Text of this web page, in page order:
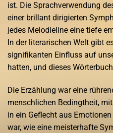
ist. Die Sprachverwendung
einer brillant dirigierten
jedes Melodieline eine tiefe
In der literarischen Welt gibt
signifikanten Einfluss auf
hatten, und dieses
Die Erzählung war eine
menschlichen Bedingtheit,
in ein Geflecht aus
war, wie eine meisterhafte